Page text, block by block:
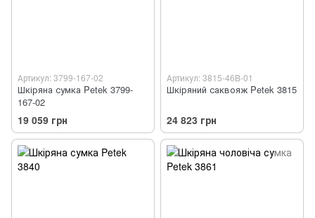
Артикул: 3799-167-02
Шкіряна сумка Petek 3799-
167-02
19 059 грн
Артикул: 3815-46B-01
Шкіряний саквояж Petek 3815
24 823 грн